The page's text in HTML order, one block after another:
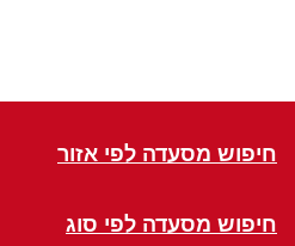
חיפוש מסעדה לפי אזור
חיפוש מסעדה לפי סוג